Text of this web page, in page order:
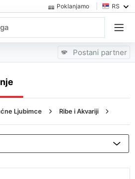
Poklanjamo RS
Postani partner
Ljubimce Ribe i Akvariji